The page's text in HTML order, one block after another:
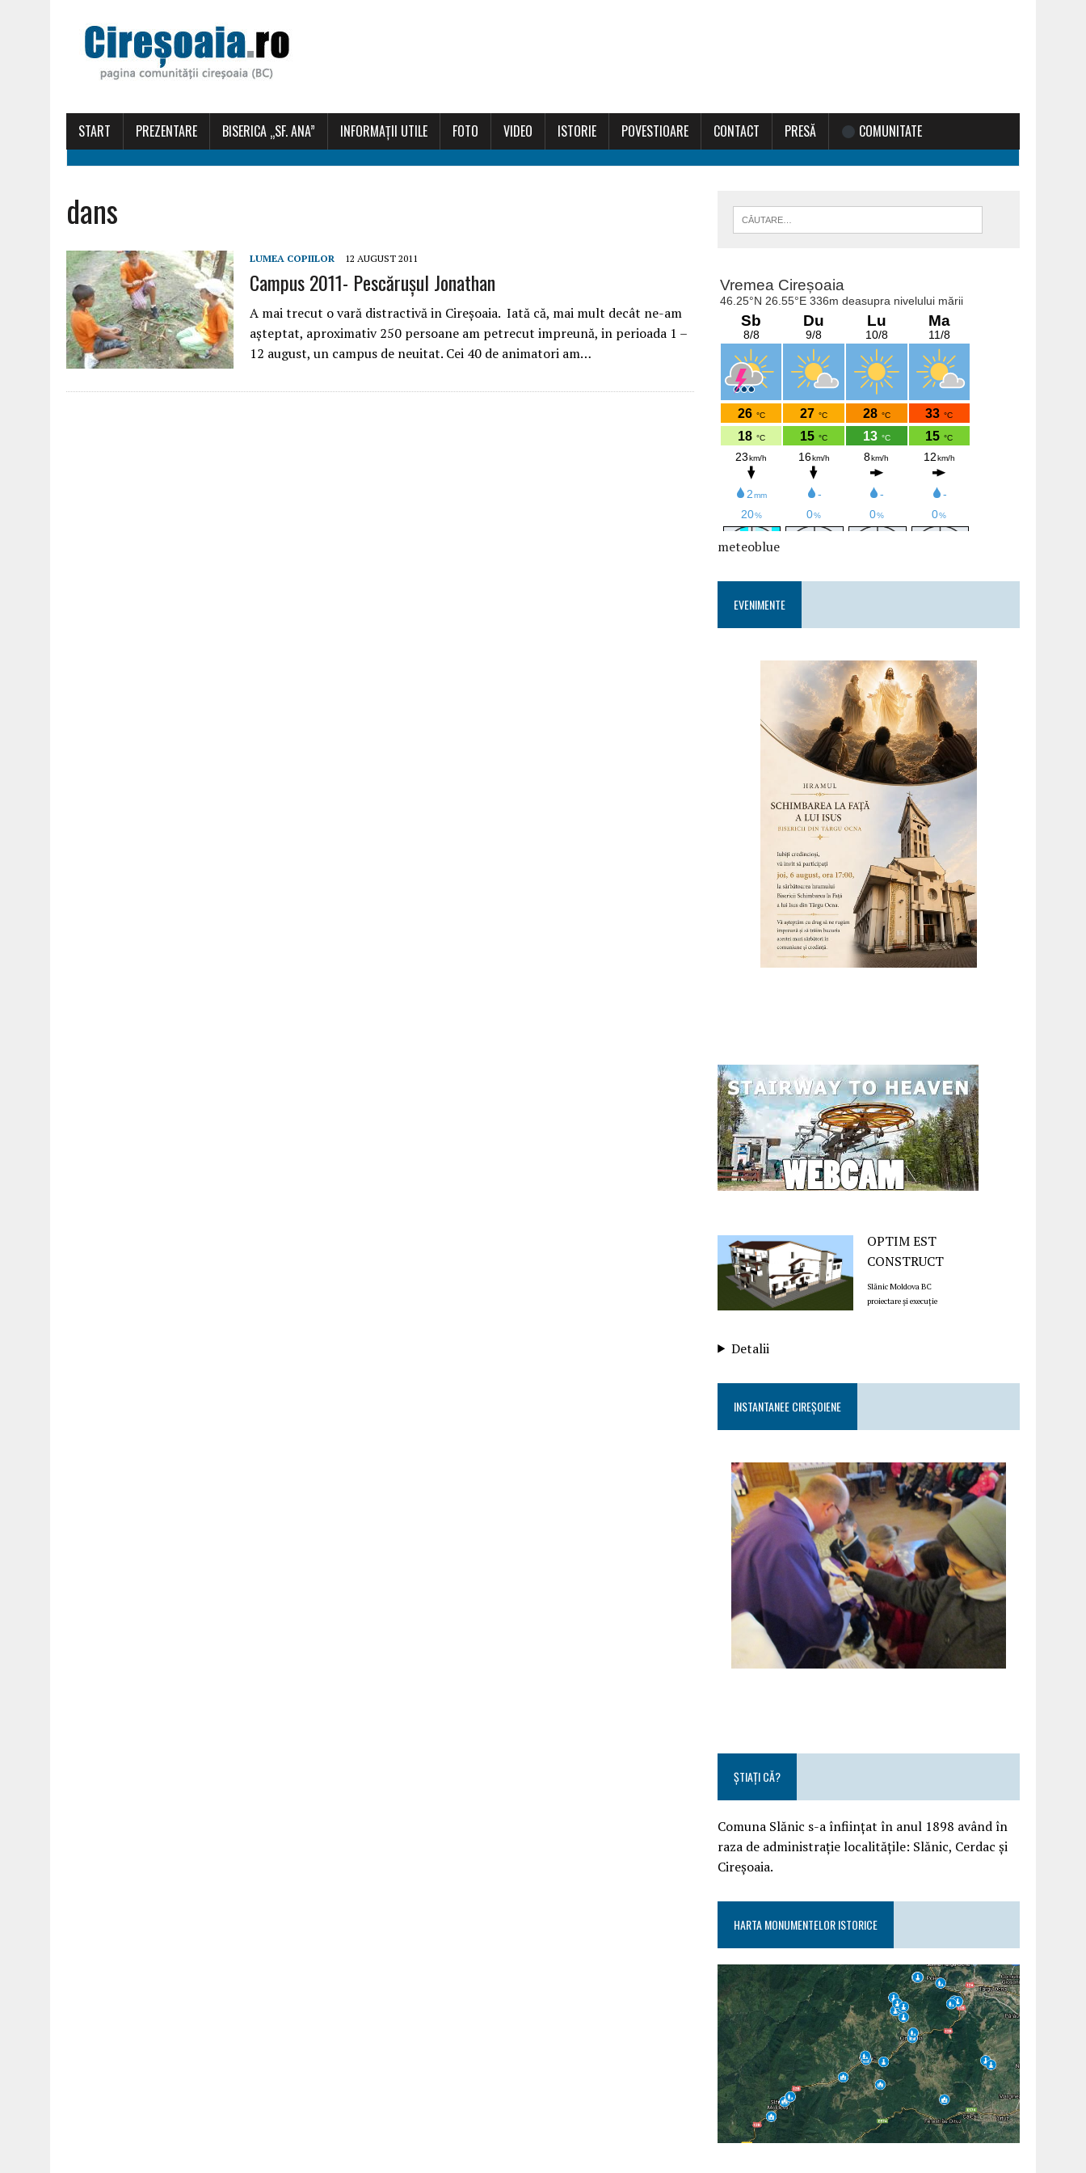
START PREZENTARE BISERICA „SF. ANA” INFORMAȚII UTILE FOTO VIDEO ISTORIE POVESTIOARE CONTACT PRESĂ COMUNITATE
dans
LUMEA COPIILOR 12 AUGUST 2011
Campus 2011- Pescărușul Jonathan
A mai trecut o vară distractivă in Cireșoaia. Iată că, mai mult decât ne-am
așteptat, aproximativ 250 persoane am petrecut impreună, in perioada 1 –
12 august, un campus de neuitat. Cei 40 de animatori am…
meteoblue
EVENIMENTE
OPTIM EST
CONSTRUCT
Slănic Moldova BC
proiectare și execuție
Detalii
INSTANTANEE CIREȘOIENE
ȘTIAȚI CĂ?
Comuna Slănic s-a înființat în anul 1898 având în
raza de administrație localitățile: Slănic, Cerdac și
Cireșoaia.
HARTA MONUMENTELOR ISTORICE